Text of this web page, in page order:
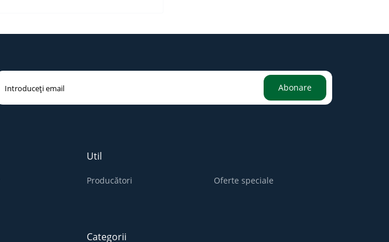
Abonare
Util
Producători Oferte speciale
Categorii